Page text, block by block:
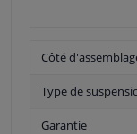
Côté
Type de
Garantie